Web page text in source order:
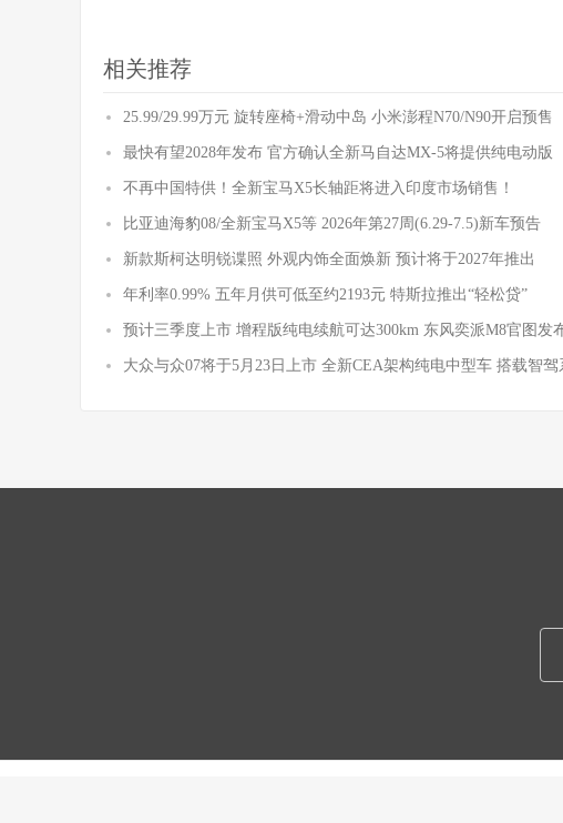
相关推荐
25.99/29.99万元 旋转座椅+滑动中岛 小米澎程N70/N90开启预售
最快有望2028年发布 官方确认全新马自达MX-5将提供纯电动版
不再中国特供！全新宝马X5长轴距将进入印度市场销售！
比亚迪海豹08/全新宝马X5等 2026年第27周(6.29-7.5)新车预告
新款斯柯达明锐谍照 外观内饰全面焕新 预计将于2027年推出
年利率0.99% 五年月供可低至约2193元 特斯拉推出“轻松贷”
预计三季度上市 增程版纯电续航可达300km 东风奕派M8官图发
大众与众07将于5月23日上市 全新CEA架构纯电中型车 搭载智驾